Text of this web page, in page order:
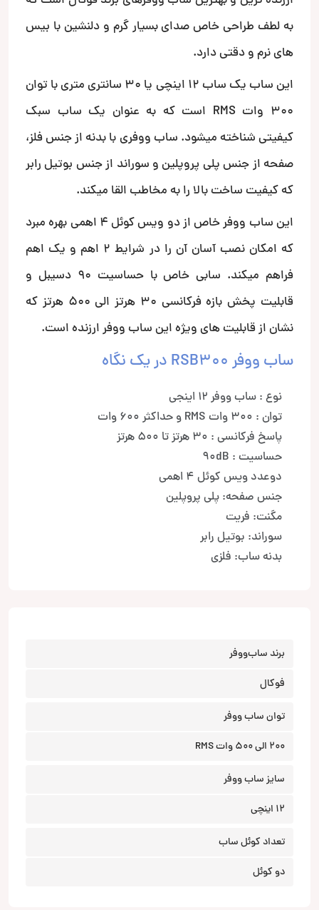
به لطف طراحی خاص صدای بسیار گرم و دلنشین با بیس
های نرم و دقتی دارد.
این ساب یک ساب 12 اینچی یا 30 سانتری متری با توان
300 وات RMS است که به عنوان یک ساب سبک
کیفیتی شناخته میشود. ساب ووفری با بدنه از جنس فلز،
صفحه از جنس پلی پروپلین و سوراند از جنس بوتیل رابر
که کیفیت ساخت بالا را به مخاطب القا میکند.
این ساب ووفر خاص از دو ویس کوئل 4 اهمی بهره مبرد
که امکان نصب آسان آن را در شرایط 2 اهم و یک اهم
فراهم میکند. سابی خاص با حساسیت 90 دسیبل و
قابلیت پخش بازه فرکانسی 30 هرتز الی 500 هرتز که
نشان از قابلیت های ویژه این ساب ووفر ارزنده است.
ساب ووفر RSB300 در یک نگاه
نوع : ساب ووفر 12 اینجی
توان : 300 وات RMS و حداکثر 600 وات
پاسخ فرکانسی : 30 هرتز تا 500 هرتز
حساسیت : 90dB
دوعدد ویس کوئل 4 اهمی
جنس صفحه: پلی پروپلین
مگنت: فریت
سوراند: بوتیل رابر
بدنه ساب: فلزی
برند ساب‌ووفر
فوکال
توان ساب ووفر
200 الی 500 وات RMS
سایز ساب ووفر
12 اینچی
تعداد کوئل ساب
دو کوئل